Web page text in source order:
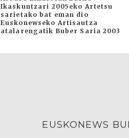
Ikaskuntzari 2005eko Artetsu
sarietako bat eman dio
Euskonewseko Artisautza
atalarengatik Buber Saria 2003
EUSKONEWS